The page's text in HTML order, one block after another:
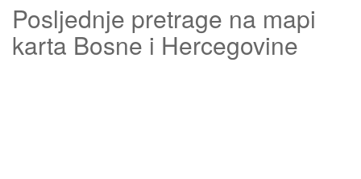
Posljednje pretrage na mapi
karta Bosne i Hercegovine